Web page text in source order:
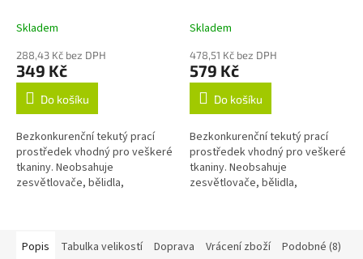
Skladem
288,43 Kč bez DPH
349 Kč
Do košíku
Bezkonkurenční tekutý prací
prostředek vhodný pro veškeré
tkaniny. Neobsahuje
zesvětlovače, bělidla,
Skladem
478,51 Kč bez DPH
579 Kč
Do košíku
Bezkonkurenční tekutý prací
prostředek vhodný pro veškeré
tkaniny. Neobsahuje
zesvětlovače, bělidla,
Popis
Tabulka velikostí Doprava Vrácení zboží Podobné (8)